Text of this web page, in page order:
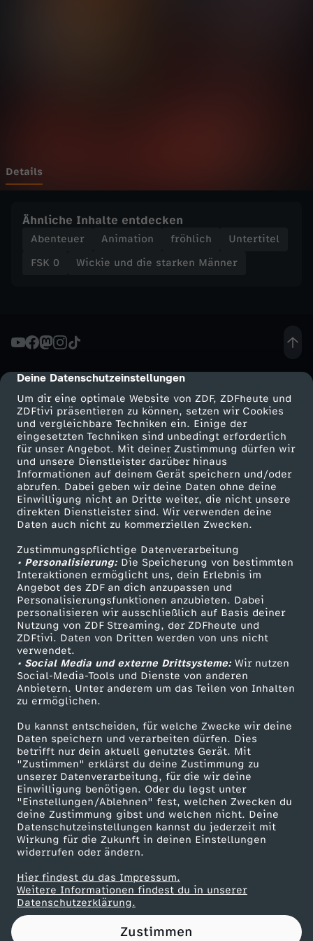
cmp-dialog-description
Deine Datenschutzeinstellungen
Um dir eine optimale Website von ZDF, ZDFheute und
ZDFtivi präsentieren zu können, setzen wir Cookies
und vergleichbare Techniken ein. Einige der
eingesetzten Techniken sind unbedingt erforderlich
für unser Angebot. Mit deiner Zustimmung dürfen wir
und unsere Dienstleister darüber hinaus
Informationen auf deinem Gerät speichern und/oder
abrufen. Dabei geben wir deine Daten ohne deine
Einwilligung nicht an Dritte weiter, die nicht unsere
direkten Dienstleister sind. Wir verwenden deine
Daten auch nicht zu kommerziellen Zwecken.
Zustimmungspflichtige Datenverarbeitung
• Personalisierung:Die Speicherung von bestimmten
Interaktionen ermöglicht uns, dein Erlebnis im
Angebot des ZDF an dich anzupassen und
Personalisierungsfunktionen anzubieten. Dabei
personalisieren wir ausschließlich auf Basis deiner
Nutzung von ZDF Streaming, der ZDFheute und
ZDFtivi. Daten von Dritten werden von uns nicht
verwendet.
• Social Media und externe Drittsysteme:Wir nutzen
Social-Media-Tools und Dienste von anderen
Anbietern. Unter anderem um das Teilen von Inhalten
zu ermöglichen.
Du kannst entscheiden, für welche Zwecke wir deine
Daten speichern und verarbeiten dürfen. Dies
betrifft nur dein aktuell genutztes Gerät. Mit
"Zustimmen" erklärst du deine Zustimmung zu
unserer Datenverarbeitung, für die wir deine
Einwilligung benötigen. Oder du legst unter
"Einstellungen/Ablehnen" fest, welchen Zwecken du
deine Zustimmung gibst und welchen nicht. Deine
Datenschutzeinstellungen kannst du jederzeit mit
Wirkung für die Zukunft in deinen Einstellungen
widerrufen oder ändern.
Hier findest du das Impressum.
Weitere Informationen findest du in unserer
Datenschutzerklärung.
Zustimmen
s
a
e
n
M
ä
n
n
e
r
-
D
e
r
Z
a
u
b
e
r
Details
Ähnliche Inhalte entdecken
Abenteuer Animation fröhlich
Untertitel
FSK 0
Wickie und die starken Männer
Mehr ZDF
ZDF-Apps
Smart TV
ZDFtext
Livestreams
Sendungen A-Z
TV-Programm
Service
ZDFmitreden
Kontakt zum ZDF
Tickets
Zuschauerservice
Hilfe
ZDF Unternehmen
Karriere
ZDF goes Schule
Werbefernsehen
Mainzelmännchen
Partner